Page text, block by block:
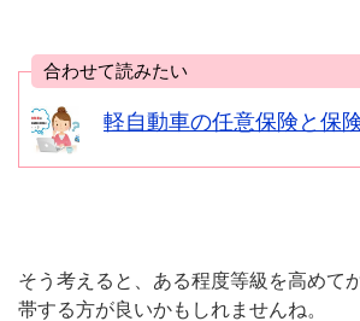
合わせて読みたい
軽自動車の任意保険と保
そう考えると、ある程度等級を高めて
帯する方が良いかもしれませんね。